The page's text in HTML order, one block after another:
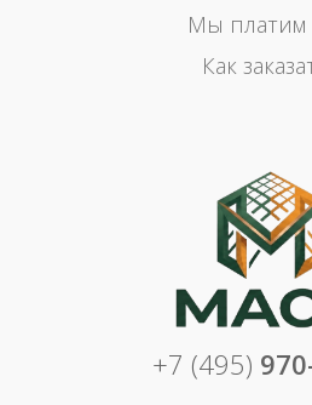
Мы платим
Как
+7 (495)